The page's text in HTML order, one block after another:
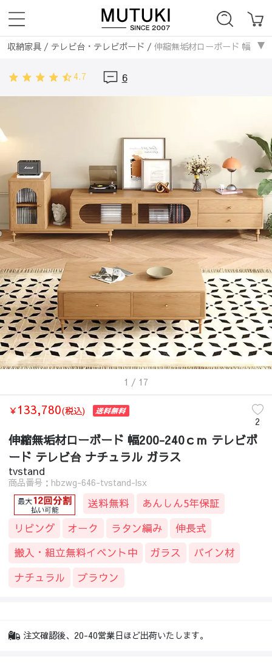
収納家具/ テレビ台・テレビボード / 伸縮無垢材ローボード 幅
4.7
6
1 / 17
￥133,780(税込)
2
伸縮無垢材ローボード 幅200-240ｃｍ テレビボ
ード テレビ台 ナチュラル ガラス
tvstand
商品番号：hbzwg-646-tvstand-lsx
送料無料
あんしん5年保証
リビング
オーク ラタン編み
伸長式
搬入・組立無料イベント中
ガラス
パイン材
ナチュラル
ブラウン
注文確認後、20-40営業日ほど出荷いたします。